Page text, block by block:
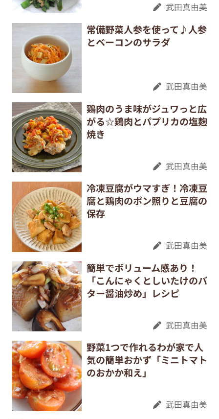
武田真由美
常備野菜人参を使って♪人参
とベーコンのサラダ
武田真由美
鶏肉のうま味がジュワっと広
がる☆鶏肉とパプリカの塩麹
焼き
武田真由美
冷凍豆腐がウマすぎ！冷凍豆
腐と鶏肉のポン照りと豆腐の
保存
武田真由美
簡単でボリューム感あり！
「こんにゃくとしいたけのバ
ター醤油炒め」レシピ
武田真由美
野菜1つで作れるわが家で人
気の簡単おかず「ミニトマト
のおかか和え」
武田真由美